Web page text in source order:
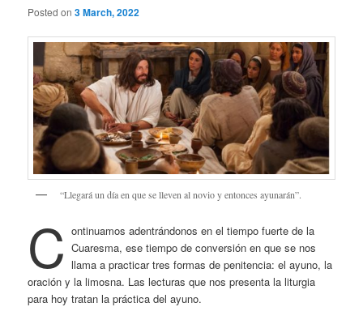
Posted on3 March, 2022
“Llegará un día en que se lleven al novio y entonces ayunarán”.
C ontinuamos adentrándonos en el tiempo fuerte de la
Cuaresma, ese tiempo de conversión en que se nos
llama a practicar tres formas de penitencia: el ayuno, la
oración y la limosna. Las lecturas que nos presenta la liturgia
para hoy tratan la práctica del ayuno.